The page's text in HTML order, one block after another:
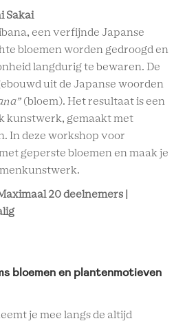
Sakai
een verfijnde Japanse
bloemen worden gedroogd en
langdurig te bewaren. De
uit de Japanse woorden
(bloem). Het resultaat is een
kunstwerk, gemaakt met
In deze workshop voor
geperste bloemen en maak je
20 deelnemers |
bloemen en plantenmotieven
je mee langs de altijd